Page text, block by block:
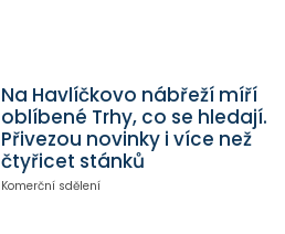
Na Havlíčkovo nábřeží míří
oblíbené Trhy, co se hledají.
Přivezou novinky i více než
čtyřicet stánků
Komerční sdělení